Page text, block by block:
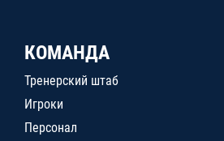
КОМАНДА
Тренерский штаб
Игроки
Персонал